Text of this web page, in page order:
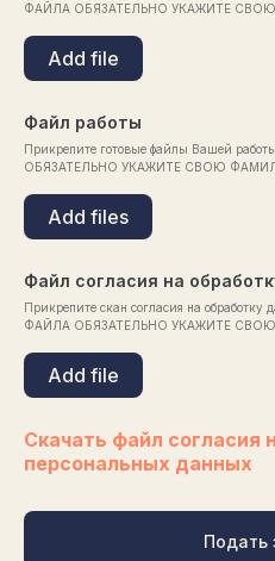
ФАЙЛА ОБЯЗАТЕЛЬНО УКАЖИТЕ
Add file
Файл работы
Прикрепите готовые файлы Вашей
ОБЯЗАТЕЛЬНО УКАЖИТЕ СВОЮ
Add files
Файл согласия на
Прикрепите скан согласия на
ФАЙЛА ОБЯЗАТЕЛЬНО УКАЖИТЕ
Add file
Скачать файл согласия
персональных данных
Подать